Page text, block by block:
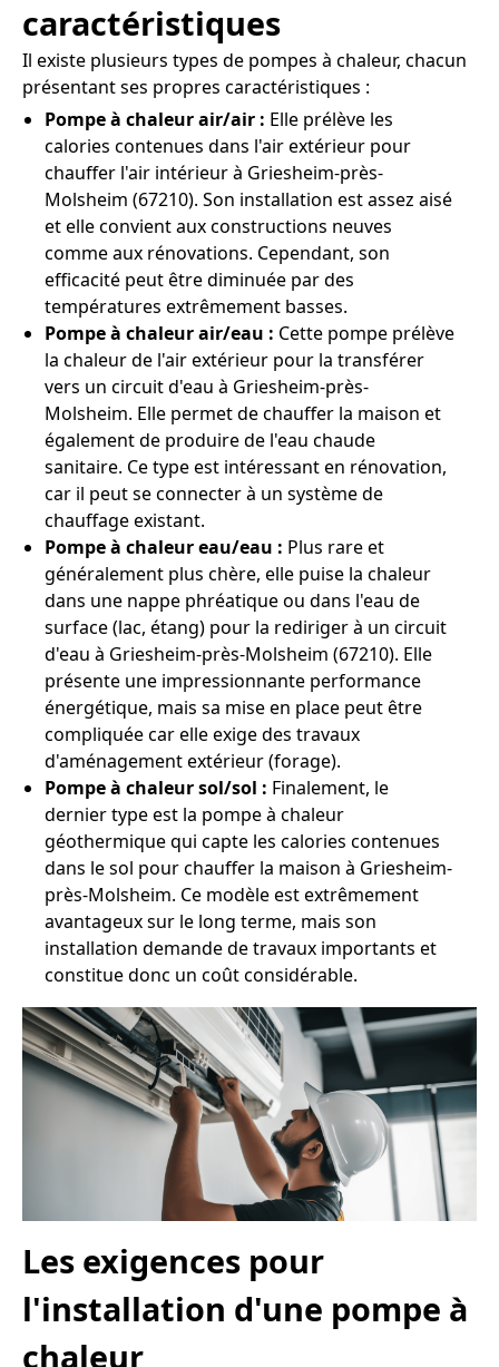
caractéristiques
Il existe plusieurs types de pompes à chaleur, chacun
présentant ses propres caractéristiques :
Pompe à chaleur air/air : Elle prélève les
calories contenues dans l'air extérieur pour
chauffer l'air intérieur à Griesheim-près-
Molsheim (67210). Son installation est assez aisé
et elle convient aux constructions neuves
comme aux rénovations. Cependant, son
efficacité peut être diminuée par des
températures extrêmement basses.
Pompe à chaleur air/eau : Cette pompe prélève
la chaleur de l'air extérieur pour la transférer
vers un circuit d'eau à Griesheim-près-
Molsheim. Elle permet de chauffer la maison et
également de produire de l'eau chaude
sanitaire. Ce type est intéressant en rénovation,
car il peut se connecter à un système de
chauffage existant.
Pompe à chaleur eau/eau : Plus rare et
généralement plus chère, elle puise la chaleur
dans une nappe phréatique ou dans l'eau de
surface (lac, étang) pour la rediriger à un circuit
d'eau à Griesheim-près-Molsheim (67210). Elle
présente une impressionnante performance
énergétique, mais sa mise en place peut être
compliquée car elle exige des travaux
d'aménagement extérieur (forage).
Pompe à chaleur sol/sol : Finalement, le
dernier type est la pompe à chaleur
géothermique qui capte les calories contenues
dans le sol pour chauffer la maison à Griesheim-
près-Molsheim. Ce modèle est extrêmement
avantageux sur le long terme, mais son
installation demande de travaux importants et
constitue donc un coût considérable.
Les exigences pour
l'installation d'une pompe à
chaleur